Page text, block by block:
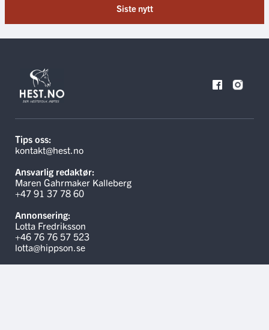
Siste nytt
Tips oss:
kontakt@hest.no
Ansvarlig redaktør:
Maren Gahrmaker Kalleberg
+47 91 37 78 60
Annonsering:
Lotta Fredriksson
+46 76 76 57 523
lotta@hippson.se